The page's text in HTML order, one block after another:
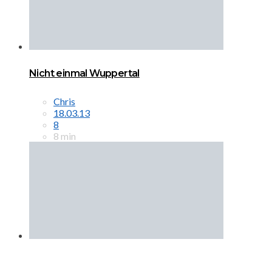
Nicht einmal Wuppertal
Chris
18.03.13
8
8 min